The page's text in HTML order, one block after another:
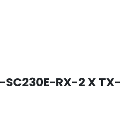
SC230E-RX-2 X TX-